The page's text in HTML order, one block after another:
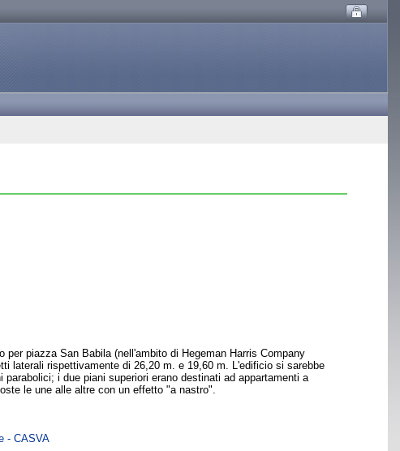
piazza San Babila (nell'ambito di Hegeman Harris Company
laterali rispettivamente di 26,20 m. e 19,60 m. L'edificio si sarebbe
i due piani superiori erano destinati ad appartamenti a
le une alle altre con un effetto "a nastro".
- CASVA